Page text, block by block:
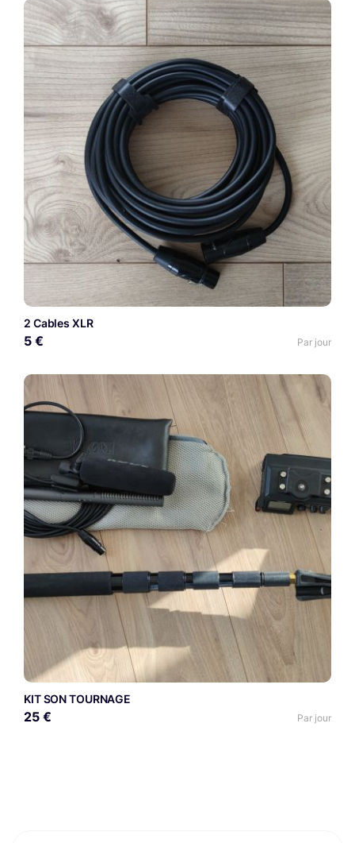
2 Cables XLR
5 € Par jour
KIT SON TOURNAGE
25 € Par jour